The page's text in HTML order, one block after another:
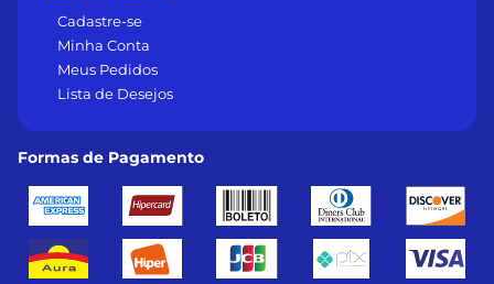
Cadastre-se
Minha Conta
Meus Pedidos
Lista de Desejos
Formas de Pagamento